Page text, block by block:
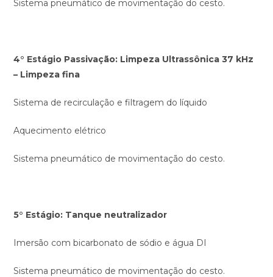
Sistema pneumático de movimentação do cesto.
4° Estágio Passivação: Limpeza Ultrassônica 37 kHz
– Limpeza fina
Sistema de recirculação e filtragem do líquido
Aquecimento elétrico
Sistema pneumático de movimentação do cesto.
5° Estágio: Tanque neutralizador
Imersão com bicarbonato de sódio e água DI
Sistema pneumático de movimentação do cesto.